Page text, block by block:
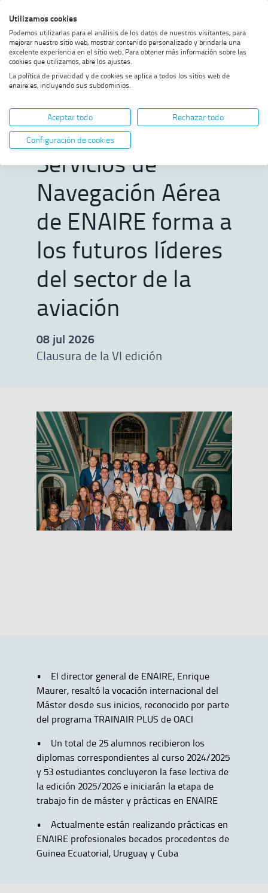
al
menú
al
contenido
al
footer
alto
contraste
Home MOSTRAR OPCIONES DEL CAMINO DE MIGAS
El Máster en Gestión de
Servicios de Navegación Aérea
de ENAIRE forma a los futuros
líderes del sector de la aviación
El Máster en
Gestión de
Servicios de
Navegación Aérea
de ENAIRE forma a
los futuros líderes
del sector de la
aviación
08 jul 2026
Clausura de la VI edición
• El director general de ENAIRE, Enrique
Maurer, resaltó la vocación internacional del
Máster desde sus inicios, reconocido por parte
del programa TRAINAIR PLUS de OACI
• Un total de 25 alumnos recibieron los
diplomas correspondientes al curso 2024/2025
y 53 estudiantes concluyeron la fase lectiva de
la edición 2025/2026 e iniciarán la etapa de
trabajo fin de máster y prácticas en ENAIRE
• Actualmente están realizando prácticas en
ENAIRE profesionales becados procedentes de
Guinea Ecuatorial, Uruguay y Cuba
Utilizamos cookies
Podemos utilizarlas para el análisis de los datos de nuestros visitantes, para
mejorar nuestro sitio web, mostrar contenido personalizado y brindarle una
excelente experiencia en el sitio web. Para obtener más información sobre las
cookies que utilizamos, abre los ajustes.
La política de privacidad y de cookies se aplica a todos los sitios web de
enaire.es, incluyendo sus subdominios.
Aceptar todo
Rechazar todo
Configuración de cookies